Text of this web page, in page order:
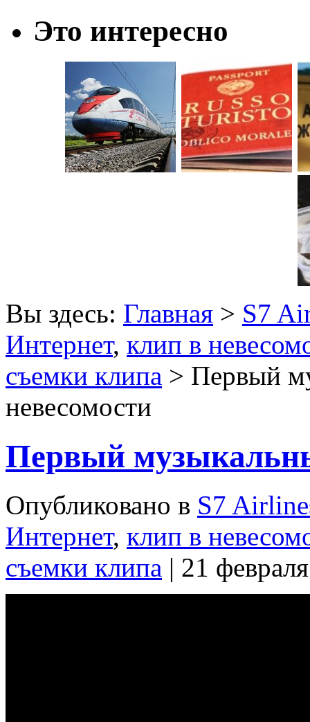
Это интересно
Вы здесь: Главная > S7
Интернет, клип в
съемки клипа > Первый
невесомости
Первый
Опубликовано в S7
Интернет, клип в
съемки клипа | 21